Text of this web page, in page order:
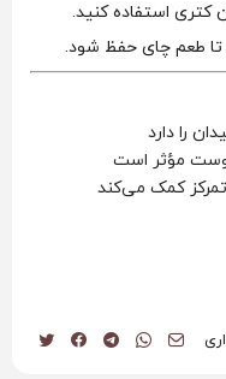
کتری استفاده کنید.
تا طعم چای حفظ شود.
را دارد
مؤثر است
کمک می‌کند